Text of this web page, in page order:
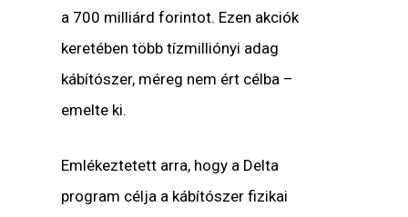
a 700 milliárd forintot. Ezen akciók
keretében több tízmilliónyi adag
kábítószer, méreg nem ért célba –
emelte ki.
Emlékeztetett arra, hogy a Delta
program célja a kábítószer fizikai